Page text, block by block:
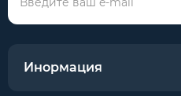
Инормация